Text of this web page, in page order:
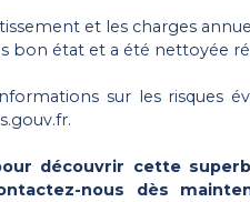
et les charges
bon état et a été nettoyée
sur les risques
découvrir cette
nous dès